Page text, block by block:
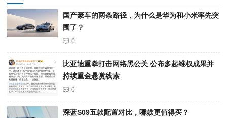
国产豪车的两条路径，为什么是华为和小米率先突
围了？
0
比亚迪重拳打击网络黑公关 公布多起维权成果并
持续重金悬赏线索
0
深蓝S09五款配置对比，哪款更值得买？